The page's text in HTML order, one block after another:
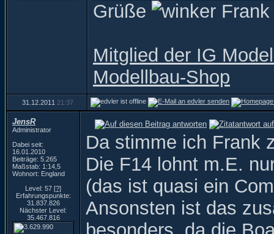
Grüße
Frank
Mitglied der IG
Modellbau-Shop
31.12.2011 21:37
JensR
Administrator
Dabei seit:
16.01.2010
Beiträge: 5.265
Maßstab: 1:14,5
Wohnort: England
Level: 57 [?]
Erfahrungspunkte:
31.837.826
Nächster Level:
35.467.816
Da stimme ich Frank
Die F14 lohnt m.E.
(das ist quasi ein
Ansonsten ist das